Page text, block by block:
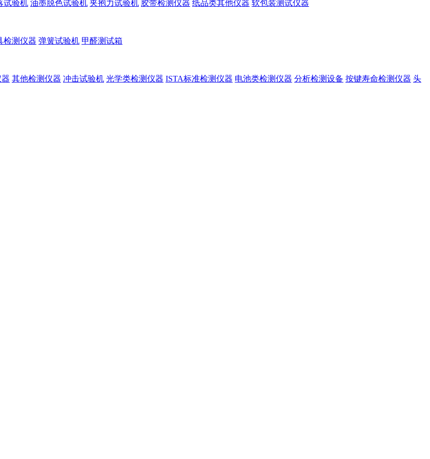
试验机 油墨脱色试验机 夹抱力试验机 胶带检测仪器 纸品类其他仪器 软包装测试仪器
检测仪器 弹簧试验机 甲醛测试箱
其他检测仪器 冲击试验机 光学类检测仪器 ISTA标准检测仪器 电池类检测仪器 分析检测设备 按键寿命检测仪器 头